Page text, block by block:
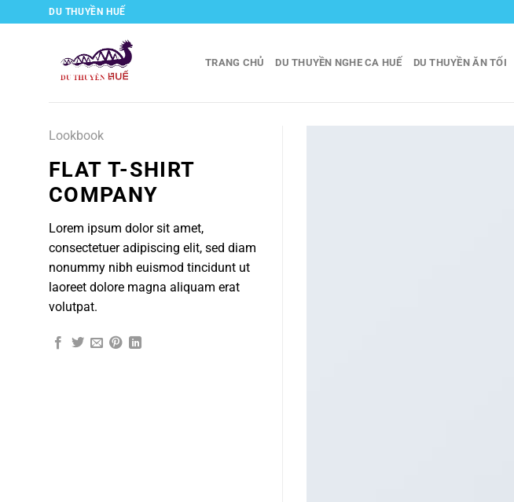
qua
DU THUYỀN HUẾ
TRANG CHỦ DU THUYỀN NGHE CA HUẾ DU THUYỀN ĂN TỐI
Lookbook
FLAT T-SHIRT
COMPANY
Lorem ipsum dolor sit amet,
consectetuer adipiscing elit, sed diam
nonummy nibh euismod tincidunt ut
laoreet dolore magna aliquam erat
volutpat.